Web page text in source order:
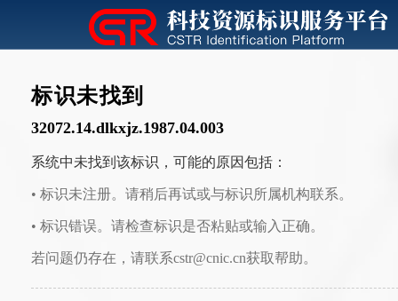
标识未找到
32072.14.dlkxjz.1987.04.003
系统中未找到该标识，可能的原因包括：
• 标识未注册。请稍后再试或与标识所属机构联系。
• 标识错误。请检查标识是否粘贴或输入正确。
若问题仍存在，请联系cstr@cnic.cn获取帮助。